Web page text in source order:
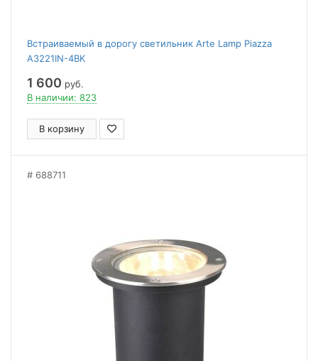
Встраиваемый в дорогу светильник Arte Lamp Piazza
A3221IN-4BK
1 600 руб.
В наличии: 823
В корзину
688711